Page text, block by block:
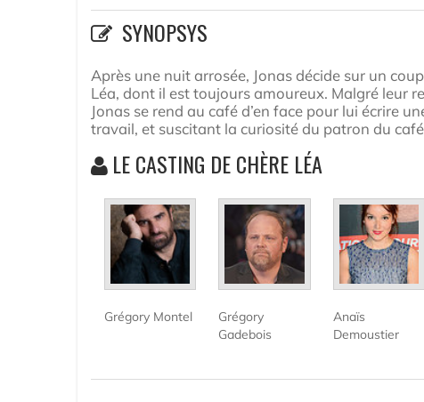
SYNOPSYS
Après une nuit arrosée, Jonas décide sur un
Léa, dont il est toujours amoureux. Malgré leur
Jonas se rend au café d’en face pour lui écrire
travail, et suscitant la curiosité du patron du
LE CASTING DE CHÈRE LÉA
Grégory Montel
Grégory
Gadebois
Anaïs
Demoustier